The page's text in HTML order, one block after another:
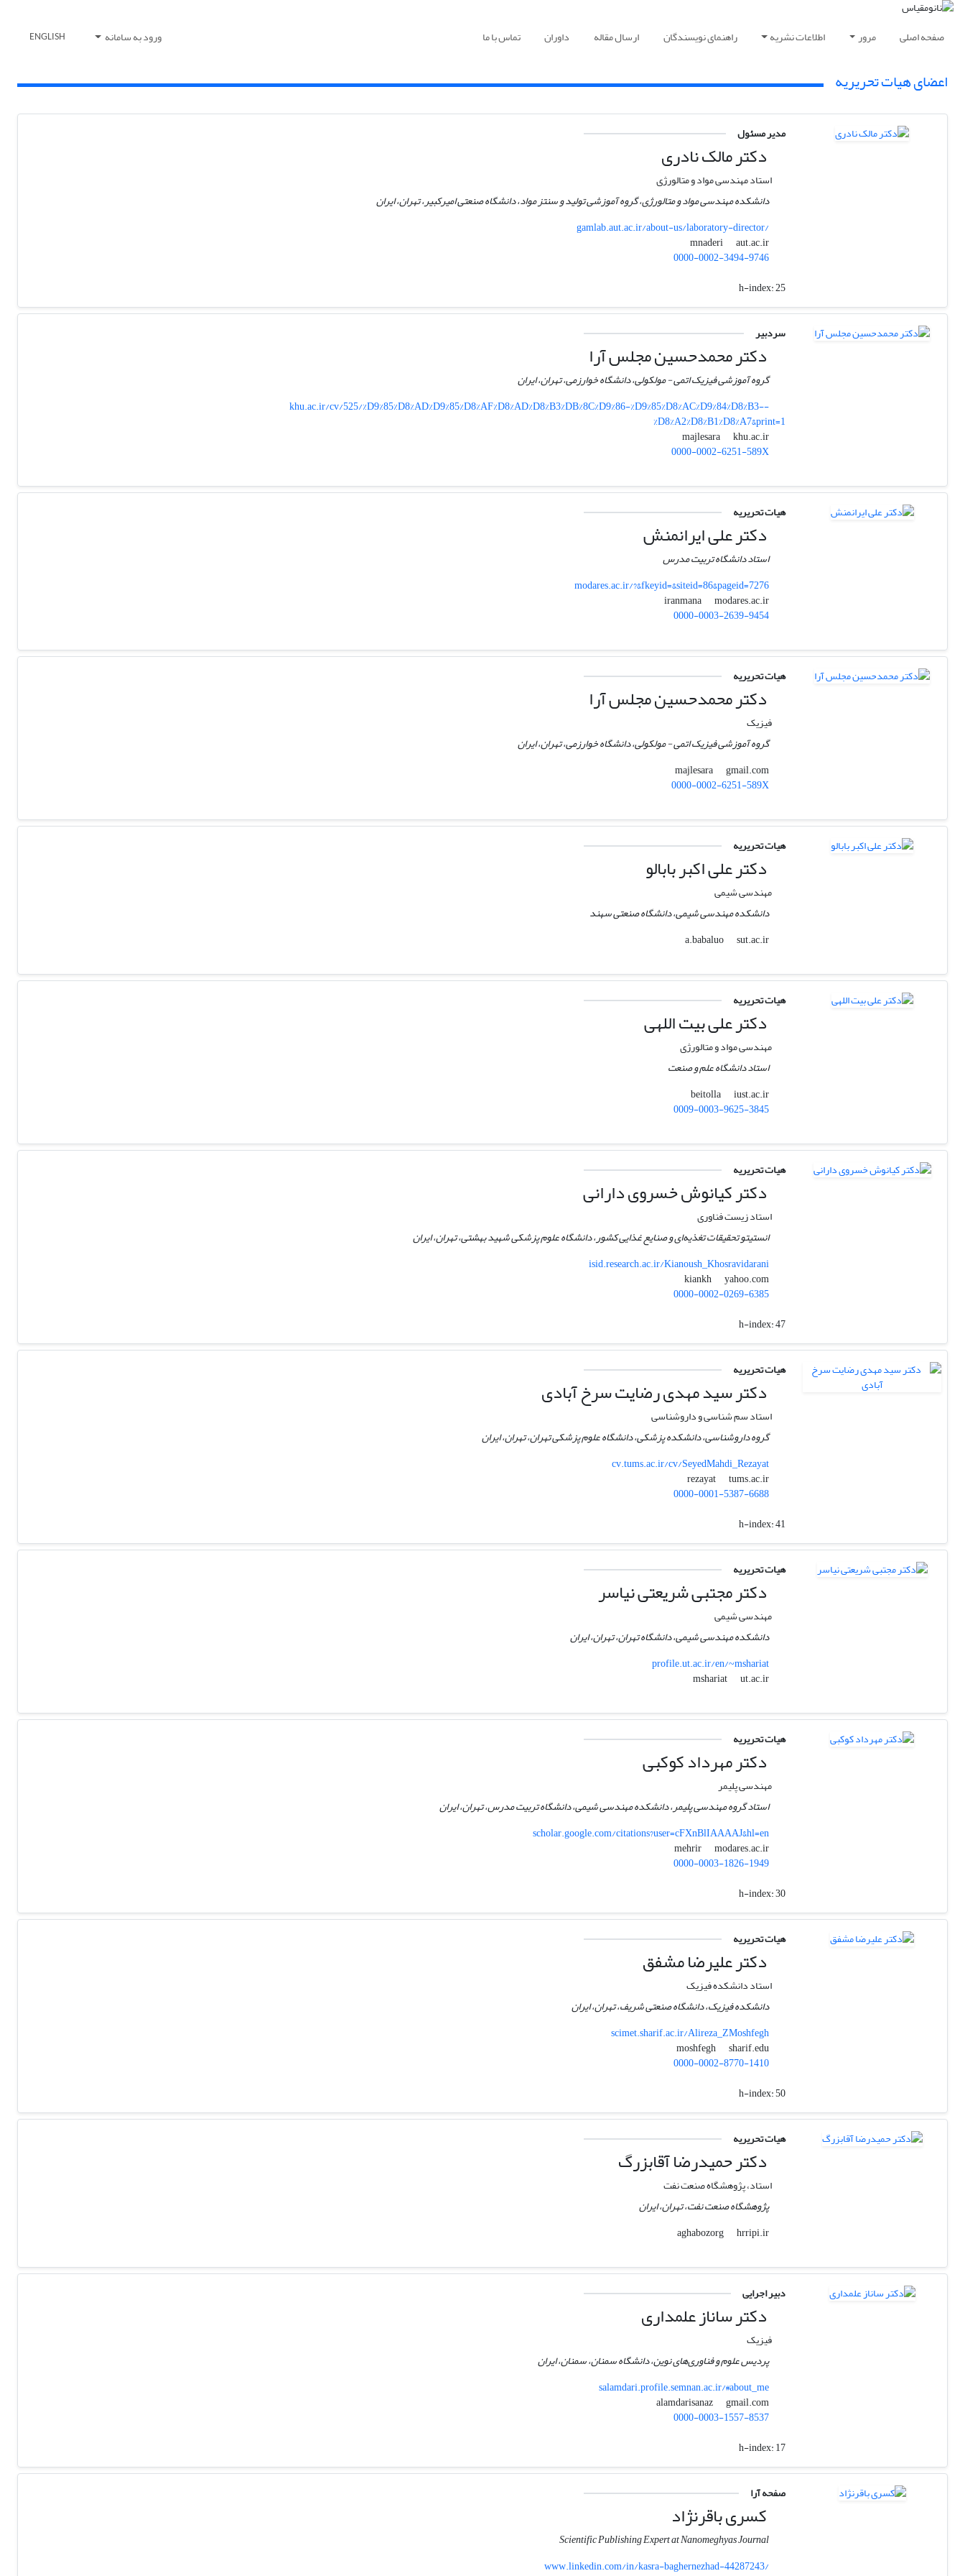
صفحه اصلی مرور اطلاعات نشریه راهنمای نویسندگان ارسال مقاله داوران تماس با ما ورود به سامانه ENGLISH
اعضای هیات تحریریه
مدیر مسئول
دکتر مالک نادری
استاد مهندسی مواد و متالورژی
دانشکده مهندسی مواد و متالورژی، گروه آموزشی تولید و سنتز مواد، دانشگاه صنعتی امیرکبیر، تهران، ایران
gamlab.aut.ac.ir/about-us/laboratory-director/
mnaderi
aut.ac.ir
0000-0002-3494-9746
h-index:25
سردبیر
دکتر محمدحسین مجلس آرا
گروه آموزشی فیزیک اتمی - مولکولی، دانشگاه خوارزمی، تهران، ایران
khu.ac.ir/cv/525/%D9%85%D8%AD%D9%85%D8%AF%D8%AD%D8%B3%DB%8C%D9%86-%D9%85%D8%AC%D9%84%D8%B3--
%D8%A2%D8%B1%D8%A7&print=1
majlesara
khu.ac.ir
0000-0002-6251-589X
هیات تحریریه
دکتر علی ایرانمنش
استاد دانشگاه تربیت مدرس
modares.ac.ir/?&fkeyid=&siteid=86&pageid=7276
iranmana
modares.ac.ir
0000-0003-2639-9454
هیات تحریریه
دکتر محمدحسین مجلس آرا
فیزیک
گروه آموزشی فیزیک اتمی - مولکولی، دانشگاه خوارزمی، تهران، ایران
majlesara
gmail.com
0000-0002-6251-589X
هیات تحریریه
دکتر علی اکبر بابالو
مهندسی شیمی
دانشکده مهندسی شیمی، دانشگاه صنعتی سهند
a.babaluo
sut.ac.ir
هیات تحریریه
دکتر علی بیت اللهی
مهندسی مواد و متالورژی
استاد دانشگاه علم و صنعت
beitolla
iust.ac.ir
0009-0003-9625-3845
هیات تحریریه
دکتر کیانوش خسروی دارانی
استاد زیست فناوری
انستیتو تحقیقات تغذیه‌ای و صنایع غذایی کشور، دانشگاه علوم پزشکی شهید بهشتی، تهران، ایران
isid.research.ac.ir/Kianoush_Khosravidarani
kiankh
yahoo.com
0000-0002-0269-6385
h-index:47
هیات تحریریه
دکتر سید مهدی رضایت سرخ آبادی
استاد سم شناسی و داروشناسی
گروه داروشناسی، دانشکده پزشکی، دانشگاه علوم پزشکی تهران، تهران، ایران
cv.tums.ac.ir/cv/SeyedMahdi_Rezayat
rezayat
tums.ac.ir
0000-0001-5387-6688
h-index:41
هیات تحریریه
دکتر مجتبی شریعتی نیاسر
مهندسی شیمی
دانشکده مهندسی شیمی، دانشگاه تهران، تهران، ایران
profile.ut.ac.ir/en/~mshariat
mshariat
ut.ac.ir
هیات تحریریه
دکتر مهرداد کوکبی
مهندسی پلیمر
استاد گروه مهندسی پلیمر، دانشکده مهندسی شیمی، دانشگاه تربیت مدرس، تهران، ایران
scholar.google.com/citations?user=cFXnBlIAAAAJ&hl=en
mehrir
modares.ac.ir
0000-0003-1826-1949
h-index:30
هیات تحریریه
دکتر علیرضا مشفق
استاد دانشکده فیزیک
دانشکده فیزیک، دانشگاه صنعتی شریف، تهران، ایران
scimet.sharif.ac.ir/Alireza_ZMoshfegh
moshfegh
sharif.edu
0000-0002-8770-1410
h-index:50
هیات تحریریه
دکتر حمیدرضا آقابزرگ
استاد، پژوهشگاه صنعت نفت
پژوهشگاه صنعت نفت، تهران، ایران
aghabozorg
hrripi.ir
دبیر اجرایی
دکتر ساناز علمداری
فیزیک
پردیس علوم و فناوری‌های نوین، دانشگاه سمنان، سمنان، ایران
salamdari.profile.semnan.ac.ir/#about_me
alamdarisanaz
gmail.com
0000-0003-1557-8537
h-index:17
صفحه آرا
کسری باقرنژاد
Scientific Publishing Expert at Nanomeghyas Journal
www.linkedin.com/in/kasra-baghernezhad-44287243/